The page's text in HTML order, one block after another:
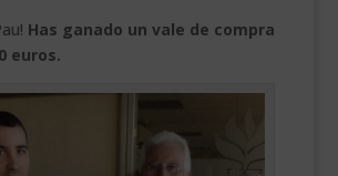
Has ganado un vale de compra
euros.